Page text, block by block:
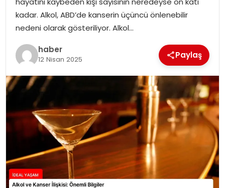
MAGAZIN
SAĞLIK
SOSYAL HABER
kadar. Alkol, ABD’de kanserin üçüncü önlenebilir
nedeni olarak gösteriliyor. Alkol…
haber
12 Nisan 2025 Paylaş